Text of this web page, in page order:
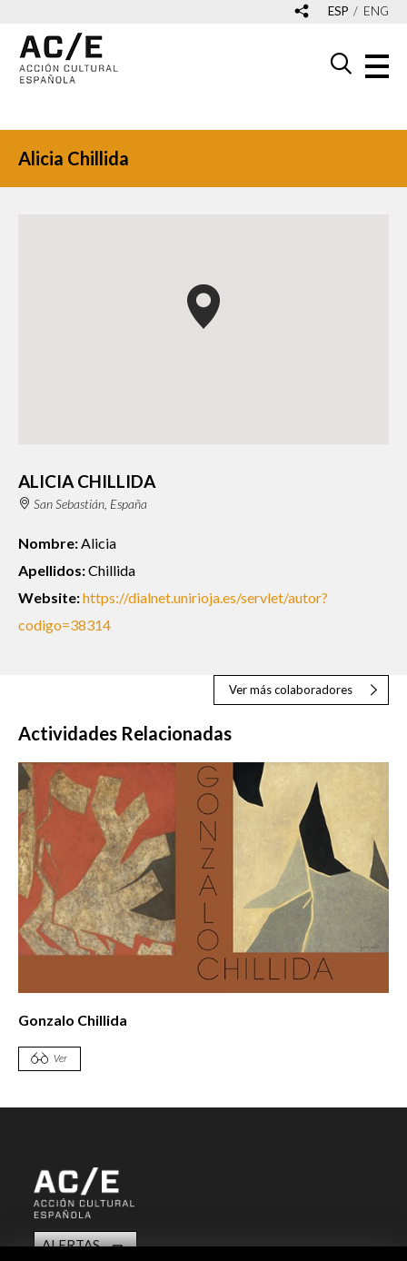
ESP ENG
Alicia Chillida
ALICIA CHILLIDA
San Sebastián, España
Nombre: Alicia
Apellidos:Chillida
Website:https://dialnet.unirioja.es/servlet/autor?
codigo=38314
Ver más colaboradores
Actividades Relacionadas
Gonzalo Chillida
Ver
ALERTAS